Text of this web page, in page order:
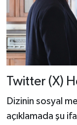
Twitter (X)
Dizinin sosyal
açıklamada şu